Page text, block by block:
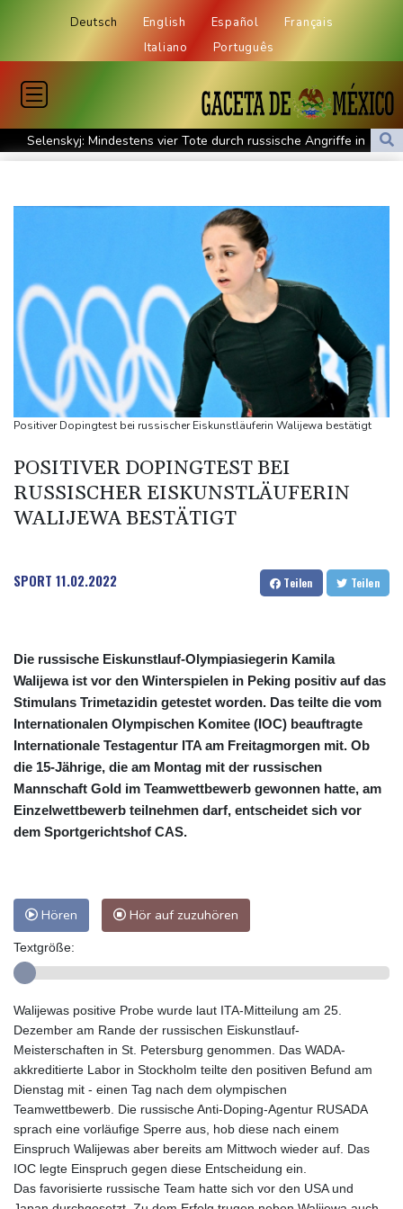
Deutsch English Español
Français
Italiano
Português
Selenskyj: Mindestens vier Tote durch russische Angriffe in
Region Kiew
Skoda Kodiaq gegen VW Tayron: Das bessere Familien-SUV
Leagues Cup: Müller mit Vancouver schon ausgeschieden
Kolumbiens neuer Präsident kündigt "unermüdlichen" Kampf
gegen Drogengewalt an
Südkoreas Verband gibt Massagen-Skandal zu: "Desolate Lage"
Größer als alle bisherigen US-Anlagen: Amazon finanziert für
Rechenzentren riesiges Gaskraftwerk
Nächste Pleite im Leagues Cup für Müller und Vancouver
Bayer-Boss Carro: "Wir wollen Titel gewinnen"
Positiver Dopingtest bei russischer Eiskunstläuferin Walijewa bestätigt
POSITIVER DOPINGTEST BEI
RUSSISCHER EISKUNSTLÄUFERIN
WALIJEWA BESTÄTIGT
SPORT 11.02.2022 Teilen Teilen
Die russische Eiskunstlauf-Olympiasiegerin Kamila
Walijewa ist vor den Winterspielen in Peking positiv auf das
Stimulans Trimetazidin getestet worden. Das teilte die vom
Internationalen Olympischen Komitee (IOC) beauftragte
Internationale Testagentur ITA am Freitagmorgen mit. Ob
die 15-Jährige, die am Montag mit der russischen
Mannschaft Gold im Teamwettbewerb gewonnen hatte, am
Einzelwettbewerb teilnehmen darf, entscheidet sich vor
dem Sportgerichtshof CAS.
Hören Hör auf zuzuhören
Textgröße:
Walijewas positive Probe wurde laut ITA-Mitteilung am 25.
Dezember am Rande der russischen Eiskunstlauf-
Meisterschaften in St. Petersburg genommen. Das WADA-
akkreditierte Labor in Stockholm teilte den positiven Befund am
Dienstag mit - einen Tag nach dem olympischen
Teamwettbewerb. Die russische Anti-Doping-Agentur RUSADA
sprach eine vorläufige Sperre aus, hob diese nach einem
Einspruch Walijewas aber bereits am Mittwoch wieder auf. Das
IOC legte Einspruch gegen diese Entscheidung ein.
Das favorisierte russische Team hatte sich vor den USA und